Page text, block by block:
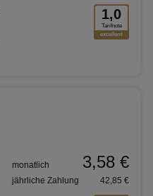
1,0
Tarifnote
excellent
monatlich 3,58 €
jährliche Zahlung 42,85 €